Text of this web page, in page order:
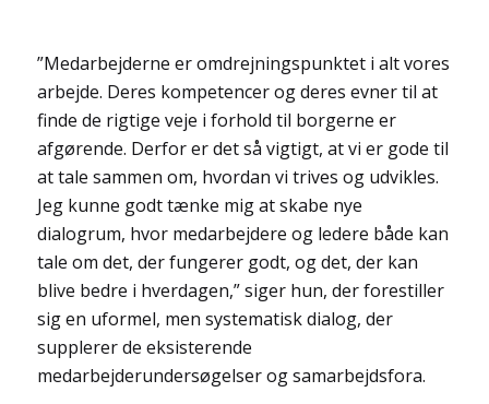
”Medarbejderne er omdrejningspunktet i alt vores
arbejde. Deres kompetencer og deres evner til at
finde de rigtige veje i forhold til borgerne er
afgørende. Derfor er det så vigtigt, at vi er gode til
at tale sammen om, hvordan vi trives og udvikles.
Jeg kunne godt tænke mig at skabe nye
dialogrum, hvor medarbejdere og ledere både kan
tale om det, der fungerer godt, og det, der kan
blive bedre i hverdagen,” siger hun, der forestiller
sig en uformel, men systematisk dialog, der
supplerer de eksisterende
medarbejderundersøgelser og samarbejdsfora.